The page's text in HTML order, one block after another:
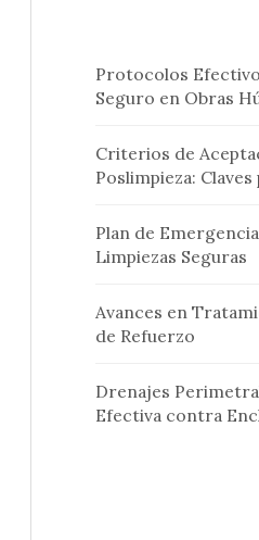
Protocolos
Seguro en Obras
Criterios de
Poslimpieza:
Plan de
Limpiezas Seguras
Avances en
de Refuerzo
Drenajes
Efectiva contra